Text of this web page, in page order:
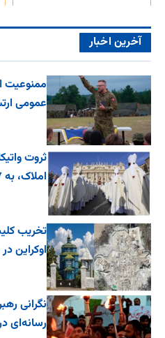
آخرین اخبار
ممنوعیت
عمومی
ثروت
املاک، به ۲.۷ میلیارد یورو رسید
اوکراین
نگرانی
رسانه‌ای